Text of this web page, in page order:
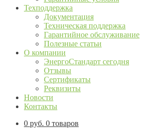
Техподдержка
Документация
Техническая поддержка
Гарантийное обслуживание
Полезные статьи
О компании
ЭнергоСтандарт сегодня
Отзывы
Сертификаты
Реквизиты
Новости
Контакты
0 руб. 0 товаров